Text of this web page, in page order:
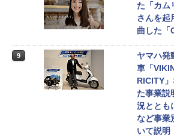
た「カム
さんを起
曲した「
9
ヤマハ発
車「
RICITY
た事業説
況ととも
など事業
いて説明